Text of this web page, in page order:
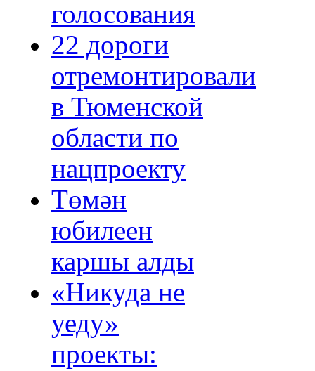
голосования
22 дороги
отремонтировали
в Тюменской
области по
нацпроекту
Төмән
юбилеен
каршы алды
«Никуда не
уеду»
проекты: